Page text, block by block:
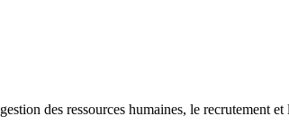
des ressources humaines, le recrutement et